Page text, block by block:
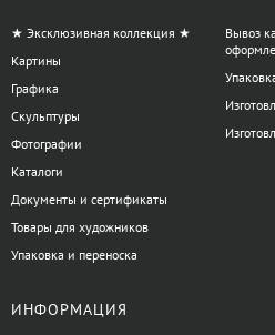
площади помещения и уровню
места, чтобы инструменты и
рукой.
Регулировка высоты.
стула помогает избежать
быть устойчивой к
Дополнительные элементы.
удобство хранения кистей,
★ Эксклюзивная коллекция ★
Картины
Графика
Скульптуры
Фотографии
Каталоги
Документы и сертификаты
Товары для художников
Упаковка и переноска
Вывоз
ИНФОРМАЦИЯ